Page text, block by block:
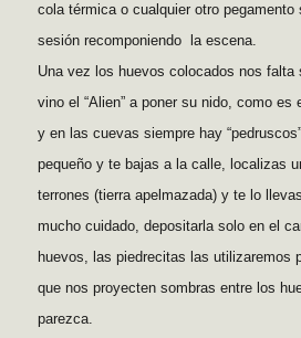
cola térmica o cualquier otro
sesión recomponiendo la escena.
Una vez los huevos colocados nos falta
vino el “Alien” a poner su nido, como es
y en las cuevas siempre hay
pequeño y te bajas a la calle, localizas
terrones (tierra apelmazada) y te lo
mucho cuidado, depositarla solo en el
huevos, las piedrecitas las utilizaremos
que nos proyecten sombras entre los
parezca.